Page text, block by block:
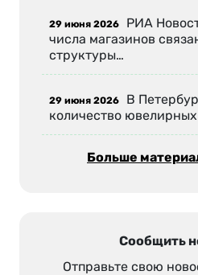
29 июня 2026 РИА
числа магазинов
структуры…
29 июня 2026 В
количество
Больше
Сообщить
Отправьте свою